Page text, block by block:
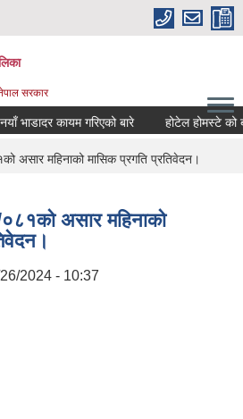
सरकार
भाडादर कायम गरिएको बारे होटेल होमस्टे को
असार महिनाको मासिक प्रगति प्रतिवेदन।
असार महिनाको
2024 - 10:37